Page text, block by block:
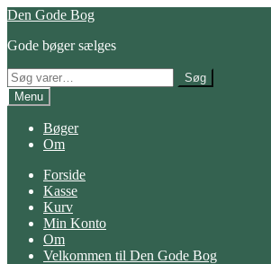
Spring
navigation
Spring
indhold
Den Gode Bog
Gode bøger sælges
Søg
efter:
Søg
Menu
Bøger
Om
Forside
Kasse
Kurv
Min Konto
Om
Velkommen til Den Gode Bog